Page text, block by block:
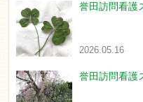
誉田訪問看護
2026.05.16
誉田訪問看護